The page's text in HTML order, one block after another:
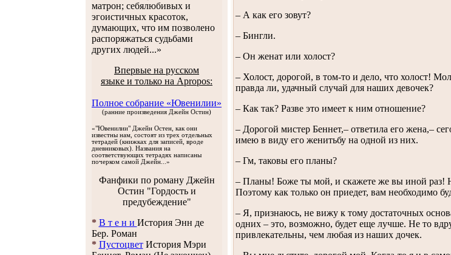
матрон; себялюбивых и
эгоистичных красоток,
думающих, что им позволено
распоряжаться судьбами
других людей...»
Впервые на русском
языке и только на Apropos:
Полное собрание «Ювенилии»
(ранние произведения Джейн Остин)
«"Ювенилии" Джейн Остен, как они
известны нам, состоят из трех отдельных
тетрадей (книжках для записей, вроде
дневниковых). Названия на
соответствующих тетрадях написаны
почерком самой Джейн...»
Фанфики по роману Джейн
Остин "Гордость и
предубеждение"
* В т е н и История Энн де
Бер. Роман
* Пустоцвет История Мэри
– А как его зовут?
– Бингли.
– Он женат или холост?
– Холост, дорогой, в том-то и дело, что холост!
правда ли, удачный случай для наших девочек?
– Как так? Разве это имеет к ним отношение?
– Дорогой мистер Беннет,– ответила его жена,–
имею в виду его женитьбу на одной из них.
– Гм, таковы его планы?
– Планы! Боже ты мой, и скажете же вы иной раз!
Поэтому как только он приедет, вам необходимо
– Я, признаюсь, не вижу к тому достаточных
одних – это, возможно, будет еще лучше. Не то
привлекательны, чем любая из наших дочек.